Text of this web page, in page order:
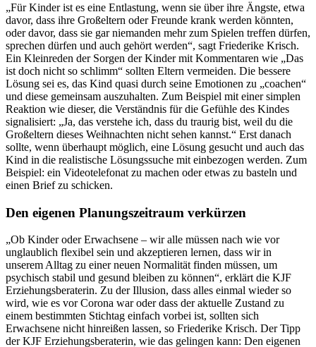
„Für Kinder ist es eine Entlastung, wenn sie über ihre Ängste, etwa
davor, dass ihre Großeltern oder Freunde krank werden könnten,
oder davor, dass sie gar niemanden mehr zum Spielen treffen dürfen,
sprechen dürfen und auch gehört werden“, sagt Friederike Krisch.
Ein Kleinreden der Sorgen der Kinder mit Kommentaren wie „Das
ist doch nicht so schlimm“ sollten Eltern vermeiden. Die bessere
Lösung sei es, das Kind quasi durch seine Emotionen zu „coachen“
und diese gemeinsam auszuhalten. Zum Beispiel mit einer simplen
Reaktion wie dieser, die Verständnis für die Gefühle des Kindes
signalisiert: „Ja, das verstehe ich, dass du traurig bist, weil du die
Großeltern dieses Weihnachten nicht sehen kannst.“ Erst danach
sollte, wenn überhaupt möglich, eine Lösung gesucht und auch das
Kind in die realistische Lösungssuche mit einbezogen werden. Zum
Beispiel: ein Videotelefonat zu machen oder etwas zu basteln und
einen Brief zu schicken.
Den eigenen Planungszeitraum verkürzen
„Ob Kinder oder Erwachsene – wir alle müssen nach wie vor
unglaublich flexibel sein und akzeptieren lernen, dass wir in
unserem Alltag zu einer neuen Normalität finden müssen, um
psychisch stabil und gesund bleiben zu können“, erklärt die KJF
Erziehungsberaterin. Zu der Illusion, dass alles einmal wieder so
wird, wie es vor Corona war oder dass der aktuelle Zustand zu
einem bestimmten Stichtag einfach vorbei ist, sollten sich
Erwachsene nicht hinreißen lassen, so Friederike Krisch. Der Tipp
der KJF Erziehungsberaterin, wie das gelingen kann: Den eigenen